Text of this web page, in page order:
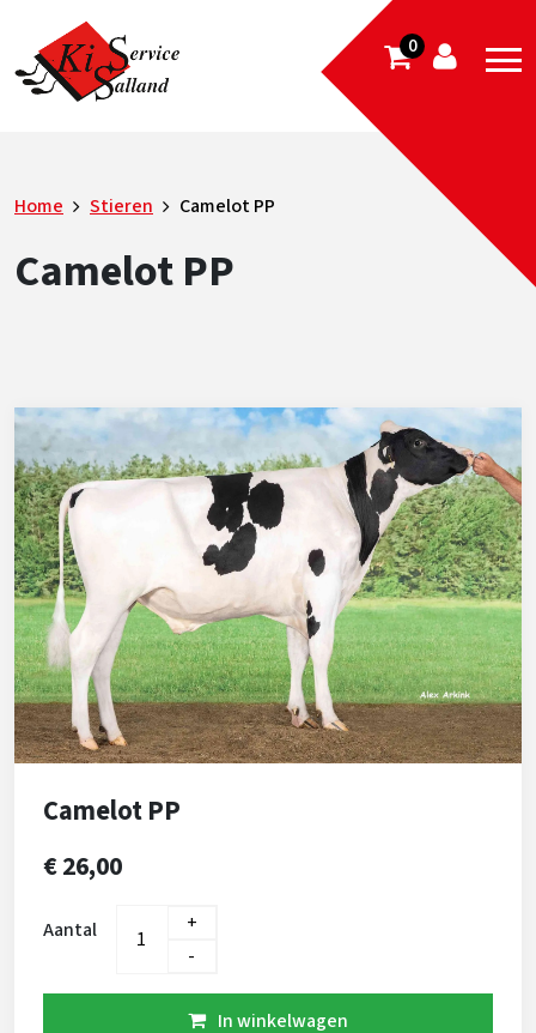
0
Home Stieren Camelot PP
Camelot PP
Camelot PP
€ 26,00
Aantal
+
-
In winkelwagen